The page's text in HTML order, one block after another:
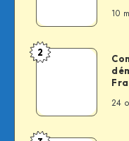
que
des
soldats
la
transformation
10
Consulter
démarche
précieuse
2
24